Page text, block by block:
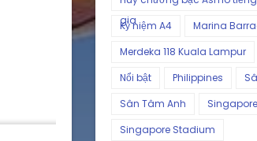
gia
Kỷ niệm A4
Marina
Merdeka 118 Kuala Lampur
Nổi bật
Philippines
Sân Tâm Anh
Singapore
Singapore Stadium